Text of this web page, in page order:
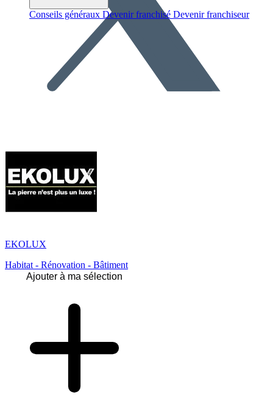
Conseils généraux Devenir franchisé Devenir franchiseur
EKOLUX
Habitat - Rénovation - Bâtiment
Ajouter à ma sélection